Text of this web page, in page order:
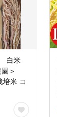
白米
＞
培米 コ